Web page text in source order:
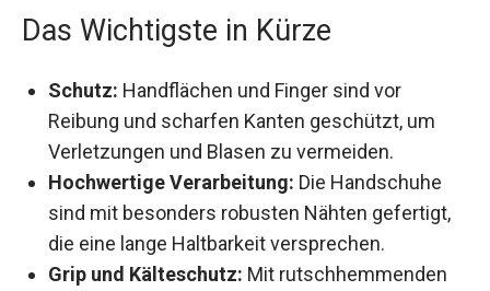
Das Wichtigste in Kürze
Reibung und scharfen Kanten geschützt, um
Verletzungen und Blasen zu vermeiden.
Hochwertige Verarbeitung: Die Handschuhe
sind mit besonders robusten Nähten gefertigt,
die eine lange Haltbarkeit versprechen.
Grip und Kälteschutz:Mit rutschhemmenden